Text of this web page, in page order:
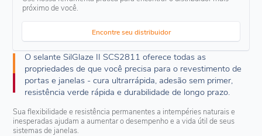
próximo de você.
Encontre seu distribuidor
O selante SilGlaze II SCS2811 oferece todas as
propriedades de que você precisa para o revestimento de
portas e janelas - cura ultrarrápida, adesão sem primer,
resistência verde rápida e durabilidade de longo prazo.
Sua flexibilidade e resistência permanentes a intempéries naturais e
inesperadas ajudam a aumentar o desempenho e a vida útil de seus
sistemas de janelas.